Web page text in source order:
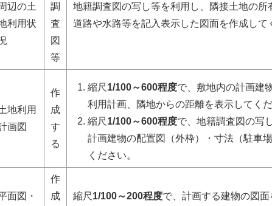
辺の土
利用状
調
査
図
等
地籍調査図の写し等を利用し、隣接土地の所
道路や水路等を記入表示した図面を作成して
地利用
画図
作
成
す
る
縮尺 1/100～600程度で、敷地内の計画建
利用計画、隣地からの距離を表示してくだ
縮尺 1/100～600程度で、地籍調査図の写
計画建物の配置図（外枠）・寸法（駐車
ください。
面図・
作
成
縮尺 1/100～200程度で、計画する建物の図